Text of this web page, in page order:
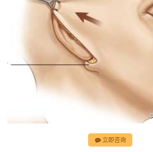
立即咨询